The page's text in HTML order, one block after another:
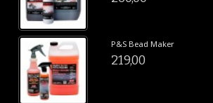
P&S Bead Maker
219,00